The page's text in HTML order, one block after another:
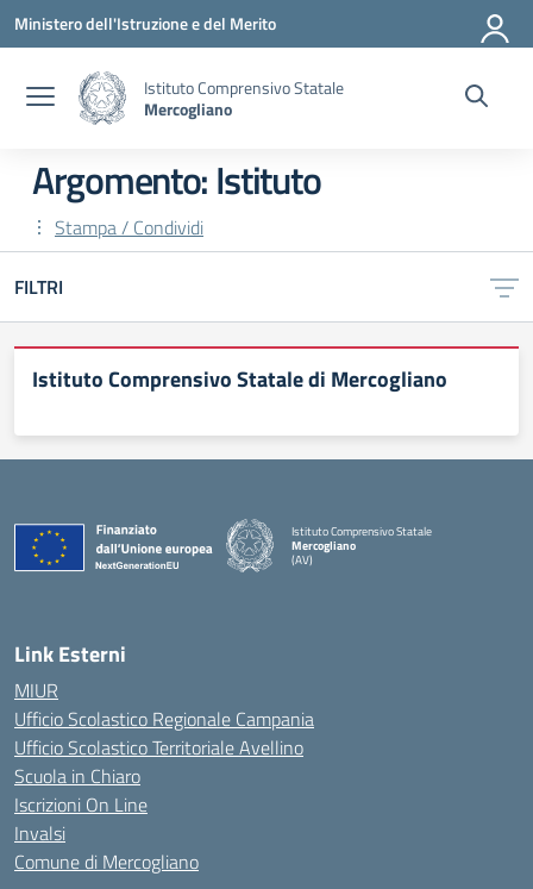
Vai ai contenuti
Vai al menu di navigazione
Vai al footer
Ministero dell'Istruzione e del Merito
Istituto Comprensivo Statale
Mercogliano
Argomento: Istituto
Stampa / Condividi
FILTRI
Istituto Comprensivo Statale di Mercogliano
Istituto Comprensivo Statale
Mercogliano
(AV)
Link Esterni
MIUR
Ufficio Scolastico Regionale Campania
Ufficio Scolastico Territoriale Avellino
Scuola in Chiaro
Iscrizioni On Line
Invalsi
Comune di Mercogliano